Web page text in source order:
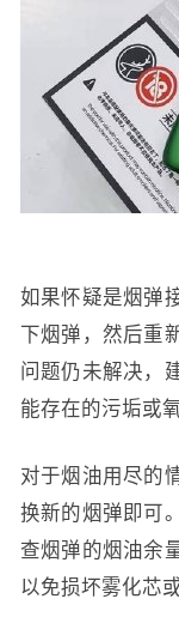
如果怀疑是烟弹
下烟弹，然后重
问题仍未解决，
能存在的污垢或
对于烟油用尽的
换新的烟弹即可
查烟弹的烟油余
以免损坏雾化芯